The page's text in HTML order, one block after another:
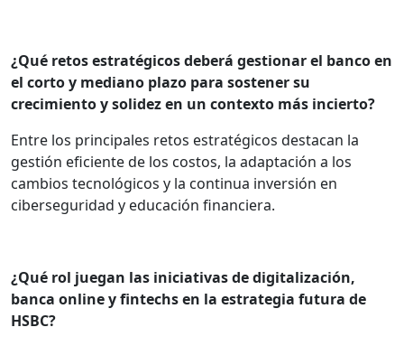
¿Qué retos estratégicos deberá gestionar el banco en
el corto y mediano plazo para sostener su
crecimiento y solidez en un contexto más incierto?
Entre los principales retos estratégicos destacan la
gestión eficiente de los costos, la adaptación a los
cambios tecnológicos y la continua inversión en
ciberseguridad y educación financiera.
¿Qué rol juegan las iniciativas de digitalización,
banca online yfintechsen la estrategia futura de
HSBC?